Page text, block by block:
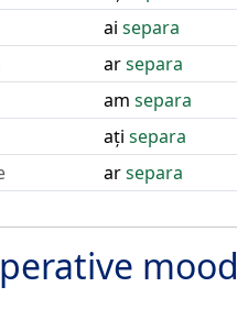
ai separa
arsepara
am separa
ați separa
arsepara
mood